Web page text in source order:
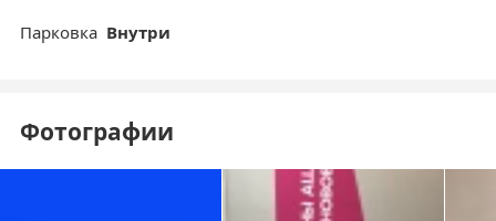
Парковка Внутри
Фотографии